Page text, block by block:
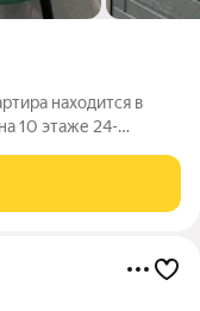
находится в
10 этаже 24-
свет и простор,